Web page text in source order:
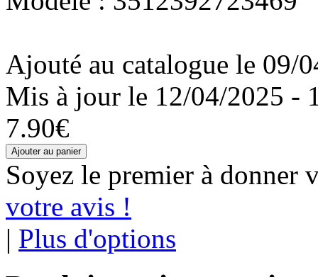
Ajouté au catalogue le 09/
Mis à jour le 12/04/2025 -
7.90€
Soyez le premier à donner
votre avis !
| Plus d'options